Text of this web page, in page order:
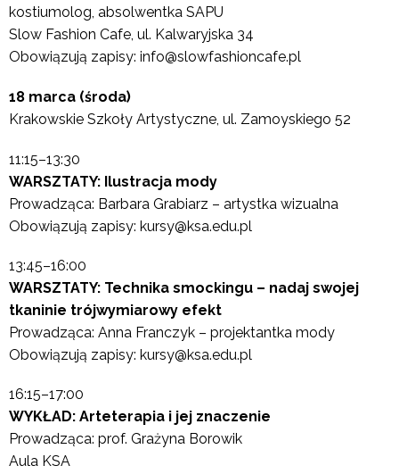
kostiumolog, absolwentka SAPU
Slow Fashion Cafe, ul. Kalwaryjska 34
Obowiązują zapisy: info@slowfashioncafe.pl
18 marca (środa)
Krakowskie Szkoły Artystyczne, ul. Zamoyskiego 52
11:15–13:30
WARSZTATY: Ilustracja mody
Prowadząca: Barbara Grabiarz – artystka wizualna
Obowiązują zapisy: kursy@ksa.edu.pl
13:45–16:00
WARSZTATY: Technika smockingu – nadaj swojej
tkaninie trójwymiarowy efekt
Prowadząca: Anna Franczyk – projektantka mody
Obowiązują zapisy: kursy@ksa.edu.pl
16:15–17:00
WYKŁAD: Arteterapia i jej znaczenie
Prowadząca: prof. Grażyna Borowik
Aula KSA